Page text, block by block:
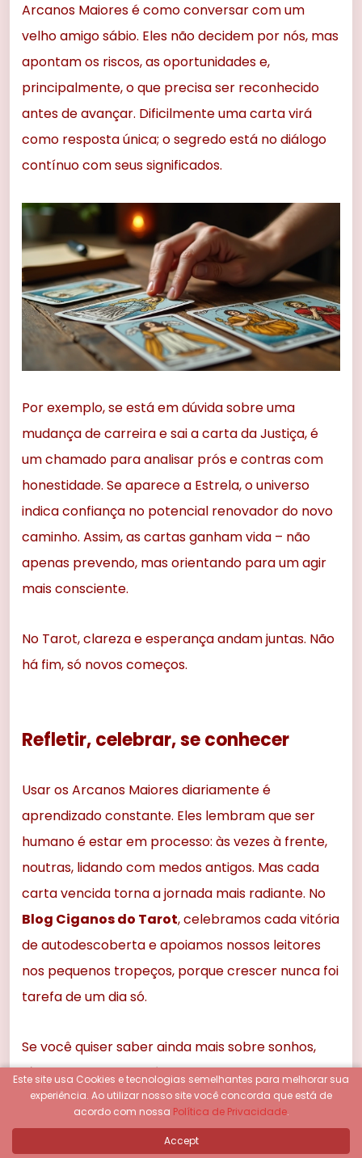
Arcanos Maiores é como conversar com um
velho amigo sábio. Eles não decidem por nós, mas
apontam os riscos, as oportunidades e,
principalmente, o que precisa ser reconhecido
antes de avançar. Dificilmente uma carta virá
como resposta única; o segredo está no diálogo
contínuo com seus significados.
Por exemplo, se está em dúvida sobre uma
mudança de carreira e sai a carta da Justiça, é
um chamado para analisar prós e contras com
honestidade. Se aparece a Estrela, o universo
indica confiança no potencial renovador do novo
caminho. Assim, as cartas ganham vida – não
apenas prevendo, mas orientando para um agir
mais consciente.
No Tarot, clareza e esperança andam juntas. Não
há fim, só novos começos.
Refletir, celebrar, se conhecer
Usar os Arcanos Maiores diariamente é
aprendizado constante. Eles lembram que ser
humano é estar em processo: às vezes à frente,
noutras, lidando com medos antigos. Mas cada
carta vencida torna a jornada mais radiante. No
Blog Ciganos do Tarot, celebramos cada vitória
de autodescoberta e apoiamos nossos leitores
nos pequenos tropeços, porque crescer nunca foi
tarefa de um dia só.
Se você quiser saber ainda mais sobre sonhos,
símbolos e outros métodos de introspecção,
temos um excelenteguia especial de
interpretação de sonhos, além de matérias
mostrando como usar o Tarot de Marselha para
Este site usa Cookies e tecnologias semelhantes para melhorar sua
experiência. Ao utilizar nosso site você concorda que está de
acordo com nossa Política de Privacidade.
Accept